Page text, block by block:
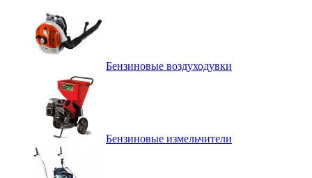
Бензиновые воздуходувки
Бензиновые измельчители